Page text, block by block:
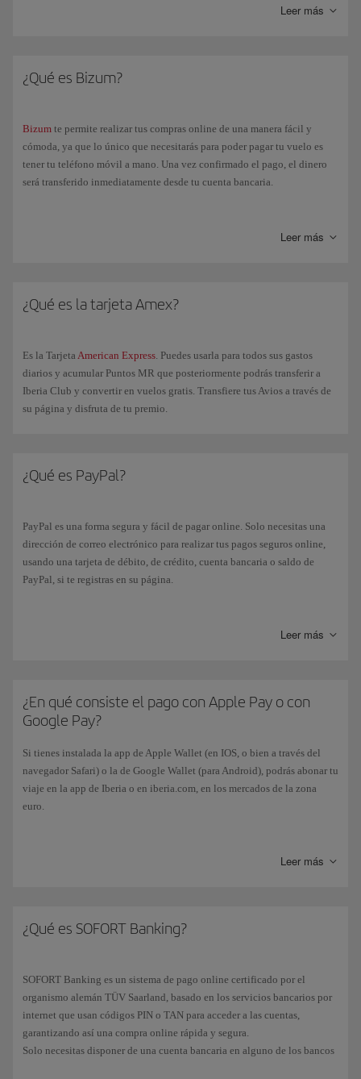
Leer más
¿Qué es Bizum?
Bizum te permite realizar tus compras online de una manera fácil y
cómoda, ya que lo único que necesitarás para poder pagar tu vuelo es
tener tu teléfono móvil a mano. Una vez confirmado el pago, el dinero
será transferido inmediatamente desde tu cuenta bancaria.
para que introduzcas tu número de teléfono. A continuación, recibirás
Leer más
¿Qué es la tarjeta Amex?
Es la Tarjeta American Express. Puedes usarla para todos sus gastos
diarios y acumular Puntos MR que posteriormente podrás transferir a
Iberia Club y convertir en vuelos gratis. Transfiere tus Avios a través de
su página y disfruta de tu premio.
¿Qué es PayPal?
PayPal es una forma segura y fácil de pagar online. Solo necesitas una
dirección de correo electrónico para realizar tus pagos seguros online,
usando una tarjeta de débito, de crédito, cuenta bancaria o saldo de
PayPal, si te registras en su página.
página. Y una vez finalizado el procedimiento de pago, volverásLeer más
¿En qué consiste el pago con Apple Pay o con
Google Pay?
Si tienes instalada la app de Apple Wallet (en IOS, o bien a través del
navegador Safari) o la de Google Wallet (para Android), podrás abonar tu
viaje en la app de Iberia o en iberia.com, en los mercados de la zona
euro.
Mastercard o AMEX) y el pago se efectuará automáticamente, aunque es
Leer más
¿Qué es SOFORT Banking?
SOFORT Banking es un sistema de pago online certificado por el
organismo alemán TÜV Saarland, basado en los servicios bancarios por
internet que usan códigos PIN o TAN para acceder a las cuentas,
garantizando así una compra online rápida y segura.
Solo necesitas disponer de una cuenta bancaria en alguno de los bancos